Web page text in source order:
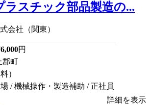
ラスチック部品製造の...
会社（関東）
円
郡町
）
/ 機械操作・製造補助 / 正社員
詳細を表示